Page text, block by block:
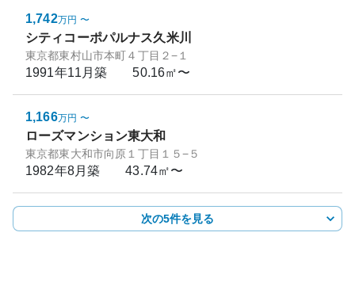
1,742万円 〜
シティコーポパルナス久米川
東京都東村山市本町４丁目２−１
1991年11月築 50.16㎡〜
1,166万円 〜
ローズマンション東大和
東京都東大和市向原１丁目１５−５
1982年8月築 43.74㎡〜
次の5件を見る